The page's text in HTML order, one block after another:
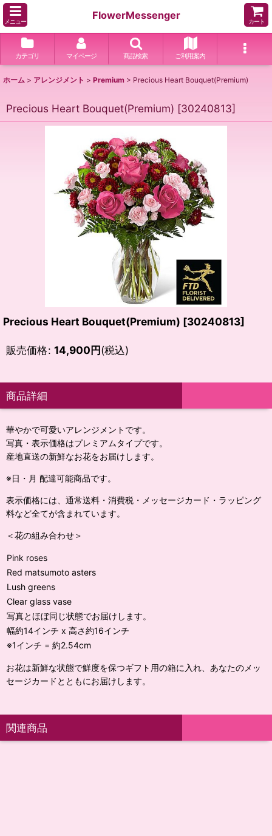
メニュー
FlowerMessenger
カート
カテゴリ マイページ 商品検索 ご利用案内
ホーム > アレンジメント > Premium > Precious Heart Bouquet(Premium)
Precious Heart Bouquet(Premium) [30240813]
Precious Heart Bouquet(Premium) [30240813]
販売価格: 14,900円(税込)
商品詳細
華やかで可愛いアレンジメントです。
写真・表示価格はプレミアムタイプです。
産地直送の新鮮なお花をお届けします。
※日・月 配達可能商品です。
表示価格には、通常送料・消費税・メッセージカード・ラッピング
料など全てが含まれています。
＜花の組み合わせ＞
Pink roses
Red matsumoto asters
Lush greens
Clear glass vase
写真とほぼ同じ状態でお届けします。
幅約14インチ x 高さ約16インチ
※1インチ = 約2.54cm
お花は新鮮な状態で鮮度を保つギフト用の箱に入れ、あなたのメッ
セージカードとともにお届けします。
関連商品